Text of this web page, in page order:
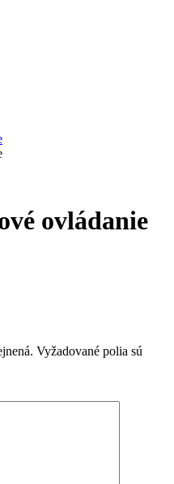
ovládanie
Vyžadované polia sú